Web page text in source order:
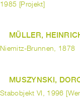
1985 [Projekt]
MÜLLER,
Niemitz-Brunnen, 1878
MUSZYNSKI,
Stabobjekt VI, 1996